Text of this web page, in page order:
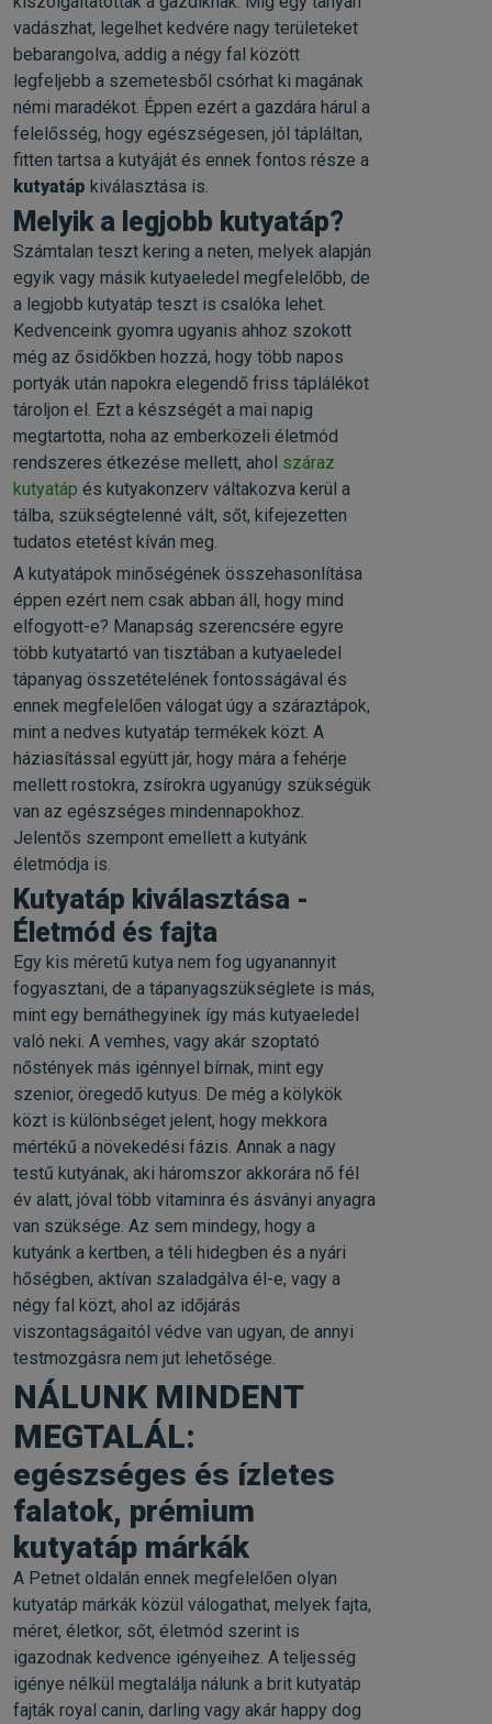
vadászhat, legelhet kedvére nagy területeket
bebarangolva, addig a négy fal között
legfeljebb a szemetesből csórhat ki magának
némi maradékot. Éppen ezért a gazdára hárul a
felelősség, hogy egészségesen, jól tápláltan,
fitten tartsa a kutyáját és ennek fontos része a
kutyatáp kiválasztása is.
Melyik a legjobb kutyatáp?
Számtalan teszt kering a neten, melyek alapján
egyik vagy másik kutyaeledel megfelelőbb, de
a legjobb kutyatáp teszt is csalóka lehet.
Kedvenceink gyomra ugyanis ahhoz szokott
még az ősidőkben hozzá, hogy több napos
portyák után napokra elegendő friss táplálékot
tároljon el. Ezt a készségét a mai napig
megtartotta, noha az emberközeli életmód
rendszeres étkezése mellett, ahol száraz
kutyatáp és kutyakonzerv váltakozva kerül a
tálba, szükségtelenné vált, sőt, kifejezetten
tudatos etetést kíván meg.
A kutyatápok minőségének összehasonlítása
éppen ezért nem csak abban áll, hogy mind
elfogyott-e? Manapság szerencsére egyre
több kutyatartó van tisztában a kutyaeledel
tápanyag összetételének fontosságával és
ennek megfelelően válogat úgy a száraztápok,
mint a nedves kutyatáp termékek közt. A
háziasítással együtt jár, hogy mára a fehérje
mellett rostokra, zsírokra ugyanúgy szükségük
van az egészséges mindennapokhoz.
Jelentős szempont emellett a kutyánk
életmódja is.
Kutyatáp kiválasztása -
Életmód és fajta
Egy kis méretű kutya nem fog ugyanannyit
fogyasztani, de a tápanyagszükséglete is más,
mint egy bernáthegyinek így más kutyaeledel
való neki. A vemhes, vagy akár szoptató
nőstények más igénnyel bírnak, mint egy
szenior, öregedő kutyus. De még a kölykök
közt is különbséget jelent, hogy mekkora
mértékű a növekedési fázis. Annak a nagy
testű kutyának, aki háromszor akkorára nő fél
év alatt, jóval több vitaminra és ásványi anyagra
van szüksége. Az sem mindegy, hogy a
kutyánk a kertben, a téli hidegben és a nyári
hőségben, aktívan szaladgálva él-e, vagy a
négy fal közt, ahol az időjárás
viszontagságaitól védve van ugyan, de annyi
testmozgásra nem jut lehetősége.
NÁLUNK MINDENT
MEGTALÁL:
egészséges és ízletes
falatok, prémium
kutyatáp márkák
A Petnet oldalán ennek megfelelően olyan
kutyatáp márkák közül válogathat, melyek fajta,
méret, életkor, sőt, életmód szerint is
igazodnak kedvence igényeihez. A teljesség
igénye nélkül megtalálja nálunk a brit kutyatáp
fajták royal canin, darling vagy akár happy dog